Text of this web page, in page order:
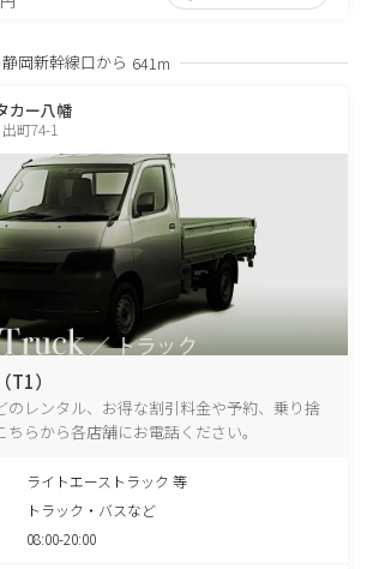
岡新幹線口から 641m
カー八幡
町74-1
）
のレンタル、お得な割引料金や予約、乗り捨
らから各店舗にお電話ください。
ライトエーストラック 等
トラック・バスなど
08:00-20:00